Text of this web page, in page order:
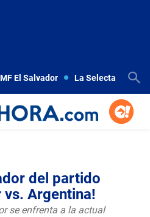
El Salvador La Selecta
del partido
vs. Argentina!
se enfrenta a la actual